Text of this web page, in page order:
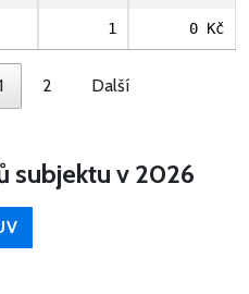
1 0 Kč
2 Další
subjektu v 2026